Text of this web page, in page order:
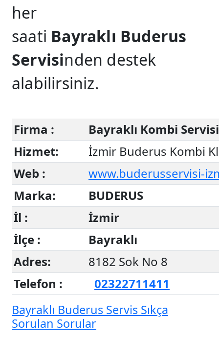
her
saati Bayraklı Buderus
Servisinden destek
alabilirsiniz.
Firma :
Bayraklı Kombi Servisi
Hizmet:
İzmir Buderus Kombi
Web :
www.buderusservisi-
Marka:
BUDERUS
İl :
İzmir
İlçe :
Bayraklı
Adres:
8182 Sok No 8
Telefon :
02322711411
Bayraklı Buderus Servis Sıkça
Sorulan Sorular